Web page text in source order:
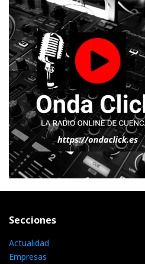
Secciones
Actualidad
Empresas